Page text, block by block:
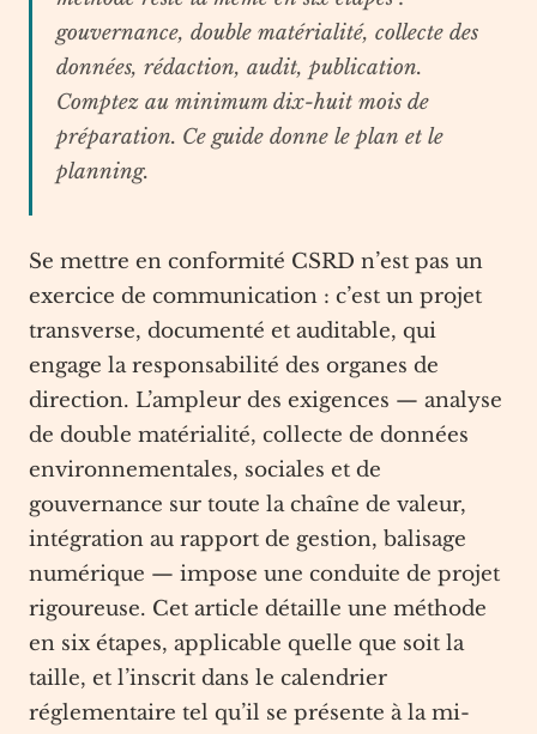
gouvernance, double matérialité, collecte des
données, rédaction, audit, publication.
Comptez au minimum dix-huit mois de
préparation. Ce guide donne le plan et le
planning.
Se mettre en conformité CSRD n’est pas un
exercice de communication : c’est un projet
transverse, documenté et auditable, qui
engage la responsabilité des organes de
direction. L’ampleur des exigences — analyse
de double matérialité, collecte de données
environnementales, sociales et de
gouvernance sur toute la chaîne de valeur,
intégration au rapport de gestion, balisage
numérique — impose une conduite de projet
rigoureuse. Cet article détaille une méthode
en six étapes, applicable quelle que soit la
taille, et l’inscrit dans le calendrier
réglementaire tel qu’il se présente à la mi-